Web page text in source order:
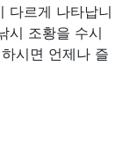
다르게 나타납니
시 조황을 수시
시면 언제나 즐